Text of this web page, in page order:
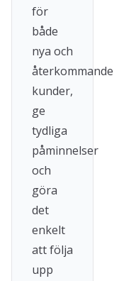
för
både
nya och
återkommande
kunder,
ge
tydliga
påminnelser
och
göra
det
enkelt
att följa
upp